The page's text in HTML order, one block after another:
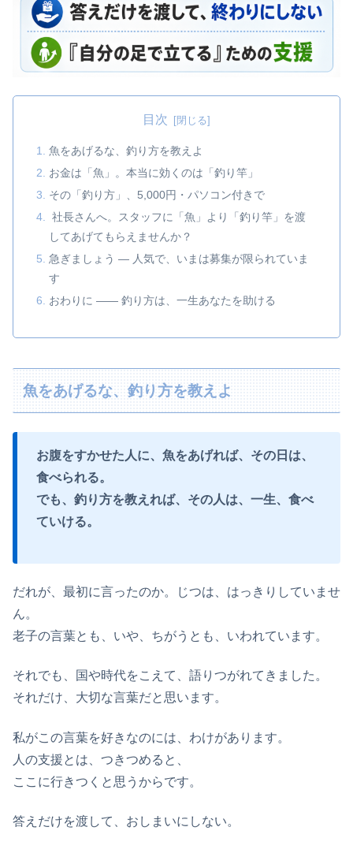
目次
魚をあげるな、釣り方を教えよ
お金は「魚」。本当に効くのは「釣り竿」
その「釣り方」、5,000円・パソコン付きで
社長さんへ。スタッフに「魚」より「釣り竿」を渡
してあげてもらえませんか？
急ぎましょう ― 人気で、いまは募集が限られていま
す
おわりに ―― 釣り方は、一生あなたを助ける
魚をあげるな、釣り方を教えよ
お腹をすかせた人に、魚をあげれば、その日は、
食べられる。
でも、釣り方を教えれば、その人は、一生、食べ
ていける。
だれが、最初に言ったのか。じつは、はっきりしていませ
ん。
老子の言葉とも、いや、ちがうとも、いわれています。
それでも、国や時代をこえて、語りつがれてきました。
それだけ、大切な言葉だと思います。
私がこの言葉を好きなのには、わけがあります。
人の支援とは、つきつめると、
ここに行きつくと思うからです。
答えだけを渡して、おしまいにしない。